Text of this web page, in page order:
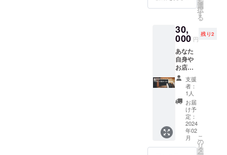
(但し定
員6名ま
りま
す。) 時
期：
2023年
11月以
降、順
次 ※
ワーク
ショッ
プ希望
者が多
数の場
合、
リータ
い。 ※
様にて
各自ご
負担く
ださ
い。
最寄駅
はJR草
『石
部』
として
お届け
いたし
ます。
なお、
喫茶焙
煎室dに
並べる
グラス
は、実
際に喫
茶営業
時のド
リンク
提供用
として
ティ
『ツ
ライミ
ング 』
を体験
し、森
の中の
コー
ヒーピ
クニッ
クも同
時に楽
しむ企
画に参
加いた
だけま
す。 ツ
リーク
選
択
す
る
30,
000 円
残り2
あなた
自身や
お店な
ど、ご
希望の
お名前
(ご自身
のロゴ
マーク
も可)を
パッ
ケージ
にした
支援
者：
1人
お届
け予
定：
2024
年02
月
こ
の
リ
タ